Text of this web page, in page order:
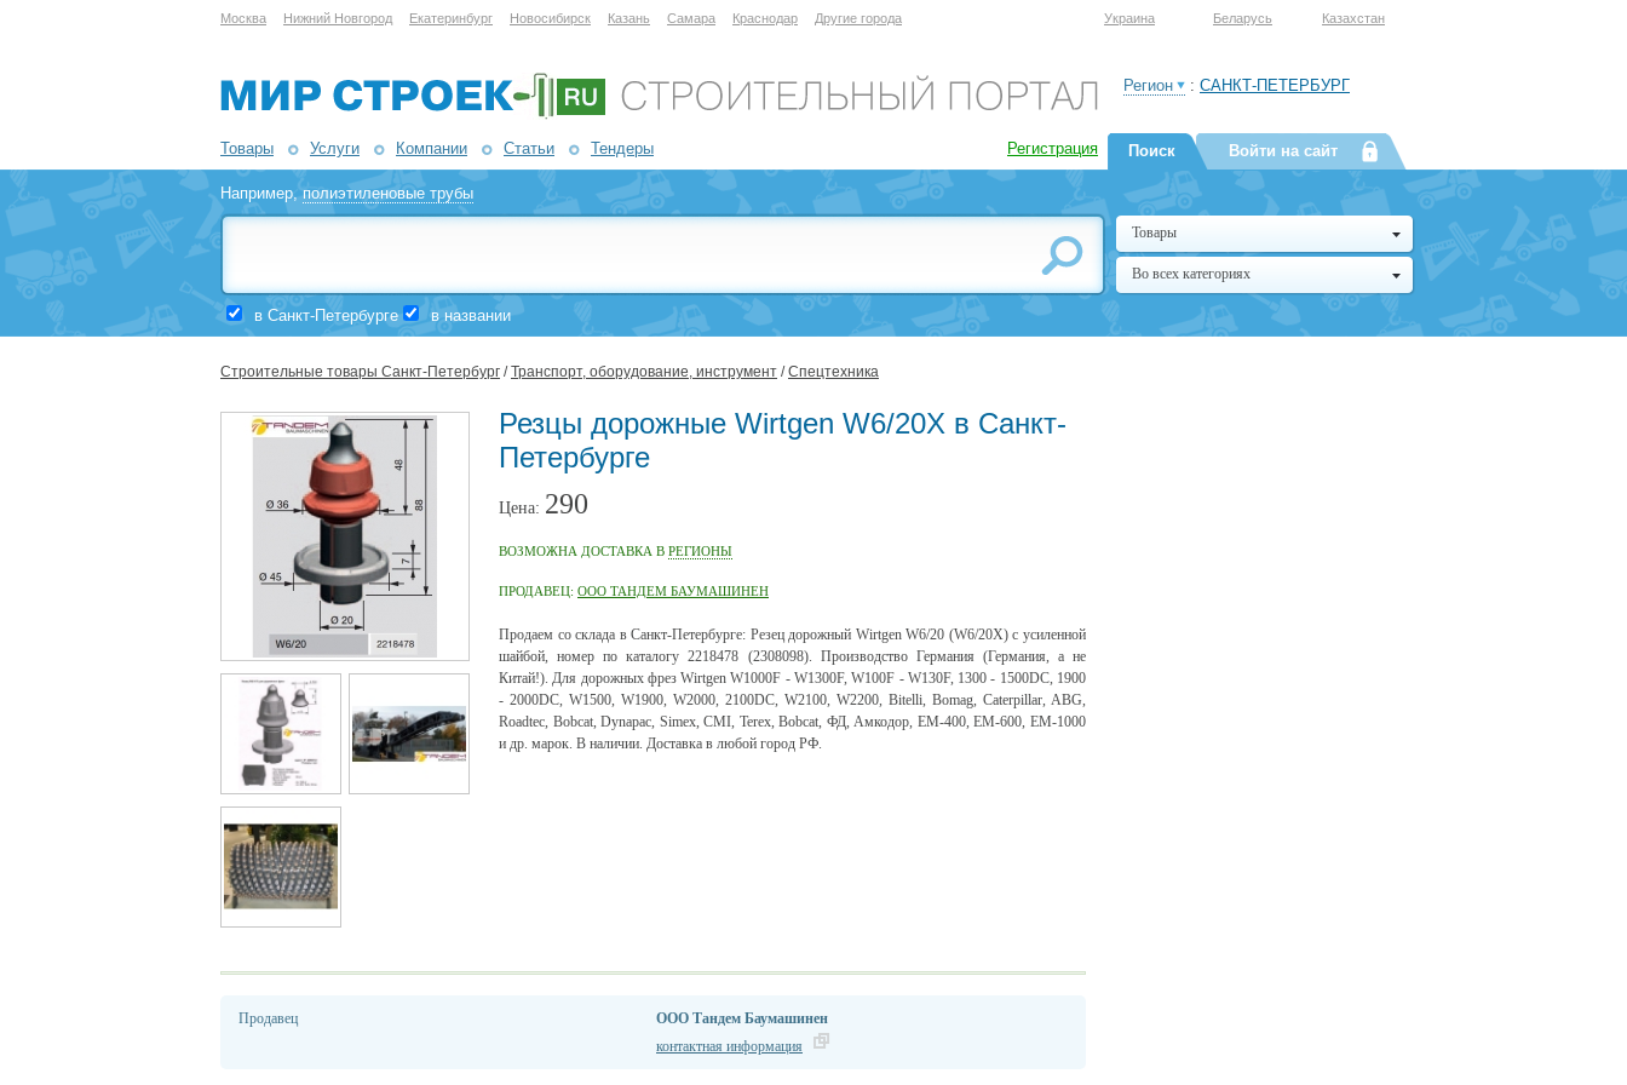
Москва Нижний Новгород Екатеринбург Новосибирск Казань Самара Краснодар Другие города Украина Беларусь Казахстан
Товары Услуги Компании Статьи Тендеры Регистрация
Регион : САНКТ-ПЕТЕРБУРГ
Например,полиэтиленовые трубы
в Санкт-Петербурге в названии
Поиск Войти на сайт
Товары
Во всех категориях
Строительные товары Санкт-Петербург /Транспорт, оборудование, инструмент /Спецтехника
Резцы дорожные Wirtgen W6/20X в Санкт-
Петербурге
Цена: 290
ВОЗМОЖНА ДОСТАВКА В РЕГИОНЫ
ПРОДАВЕЦ: ООО ТАНДЕМ БАУМАШИНЕН
Продаем со склада в Санкт-Петербурге: Резец дорожный Wirtgen W6/20 (W6/20X) с усиленной
шайбой, номер по каталогу 2218478 (2308098). Производство Германия (Германия, а не
Китай!). Для дорожных фрез Wirtgen W1000F - W1300F, W100F - W130F, 1300 - 1500DC, 1900
- 2000DC, W1500, W1900, W2000, 2100DC, W2100, W2200, Bitelli, Bomag, Caterpillar, ABG,
Roadtec, Bobcat, Dynapac, Simex, CMI, Terex, Bobcat, ФД, Амкодор, ЕМ-400, ЕМ-600, ЕМ-1000
и др. марок. В наличии. Доставка в любой город РФ.
Продавец
ООО Тандем Баумашинен
контактная информация